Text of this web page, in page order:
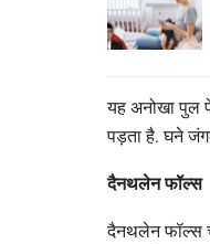
यह अनोखा पुल
पड़ता है. घने
दैनथलेन फॉल्स
दैनथलेन फॉल्स